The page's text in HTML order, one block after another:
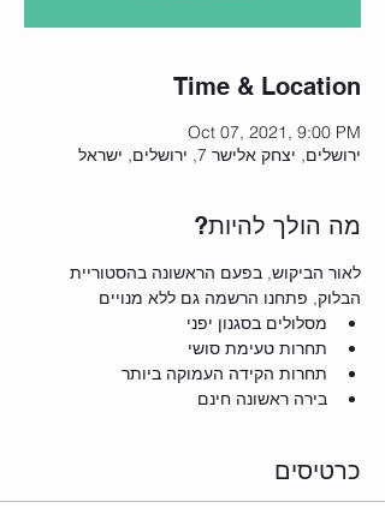
Time & Location
Oct 07, 2021, 9:00 PM
ירושלים, יצחק אלישר 7, ירושלים, ישראל
?מה הולך להיות
לאור הביקוש, בפעם הראשונה בהסטוריית
הבלוק, פתחנו הרשמה גם ללא מנויים
מסלולים בסגנון יפני
תחרות טעימת סושי
תחרות הקידה העמוקה ביותר
בירה ראשונה חינם
כרטיסים